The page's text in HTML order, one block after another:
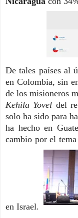
De tales países al
en Colombia, sin
Kehila Yovel del
solo ha sido para
ha hecho en
cambio por el
en Israel.